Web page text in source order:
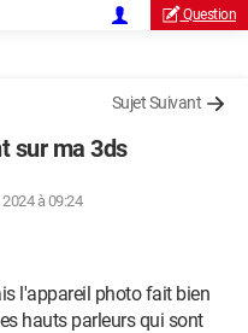
Question
Sujet Suivant
sur ma 3ds
à 09:24
l'appareil photo fait bien
hauts parleurs qui sont